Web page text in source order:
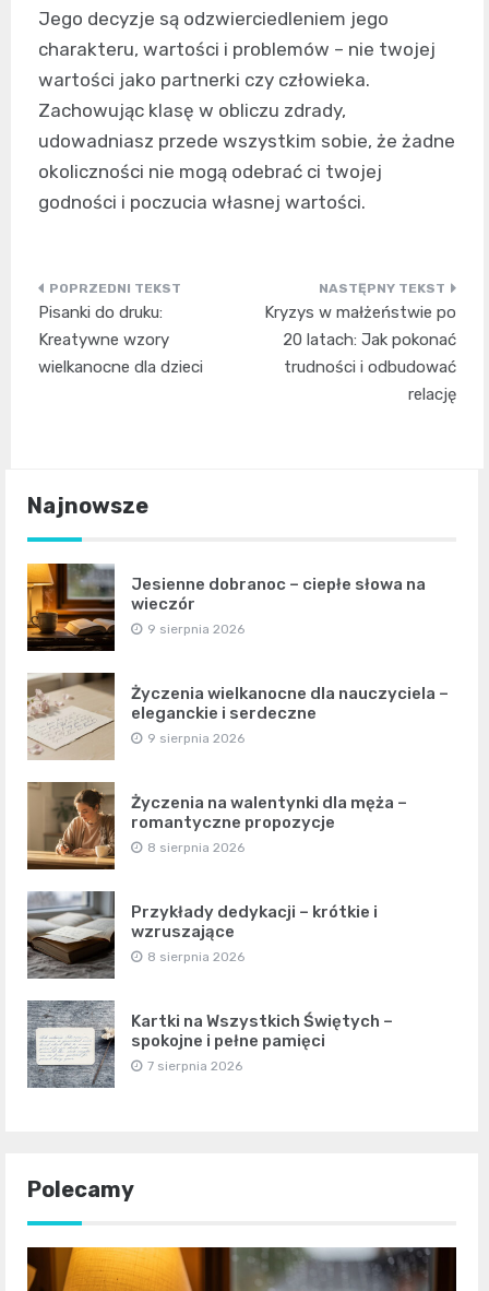
Jego decyzje są odzwierciedleniem jego
charakteru, wartości i problemów – nie twojej
wartości jako partnerki czy człowieka.
Zachowując klasę w obliczu zdrady,
udowadniasz przede wszystkim sobie, że żadne
okoliczności nie mogą odebrać ci twojej
godności i poczucia własnej wartości.
Nawigacja
wpisu
Pisanki do druku:
Kreatywne wzory
wielkanocne dla dzieci
Kryzys w małżeństwie po
20 latach: Jak pokonać
trudności i odbudować
relację
Najnowsze
Jesienne dobranoc – ciepłe słowa na
wieczór
9 sierpnia 2026
Życzenia wielkanocne dla nauczyciela –
eleganckie i serdeczne
9 sierpnia 2026
Życzenia na walentynki dla męża –
romantyczne propozycje
8 sierpnia 2026
Przykłady dedykacji – krótkie i
wzruszające
8 sierpnia 2026
Kartki na Wszystkich Świętych –
spokojne i pełne pamięci
7 sierpnia 2026
Polecamy